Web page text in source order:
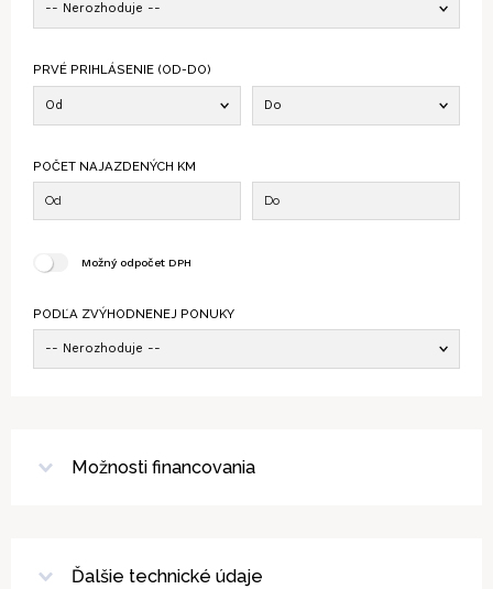
-- Nerozhoduje --
PRVÉ PRIHLÁSENIE (OD-DO)
Od Do
POČET NAJAZDENÝCH KM
Možný odpočet DPH
PODĽA ZVÝHODNENEJ PONUKY
-- Nerozhoduje --
Možnosti financovania
Ďalšie technické údaje